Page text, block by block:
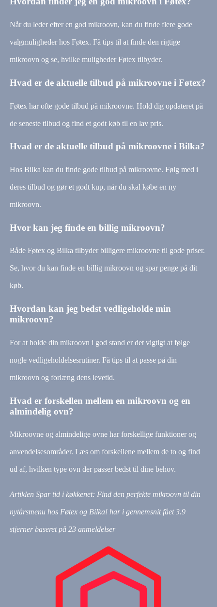
Når du leder efter en god mikroovn, kan du finde flere gode
valgmuligheder hos Føtex. Få tips til at finde den rigtige
mikroovn og se, hvilke muligheder Føtex tilbyder.
Hvad er de aktuelle tilbud på mikroovne i Føtex?
Føtex har ofte gode tilbud på mikroovne. Hold dig opdateret på
de seneste tilbud og find et godt køb til en lav pris.
Hvad er de aktuelle tilbud på mikroovne i Bilka?
Hos Bilka kan du finde gode tilbud på mikroovne. Følg med i
deres tilbud og gør et godt kup, når du skal købe en ny
mikroovn.
Hvor kan jeg finde en billig mikroovn?
Både Føtex og Bilka tilbyder billigere mikroovne til gode priser.
Se, hvor du kan finde en billig mikroovn og spar penge på dit
køb.
Hvordan kan jeg bedst vedligeholde min
mikroovn?
For at holde din mikroovn i god stand er det vigtigt at følge
nogle vedligeholdelsesrutiner. Få tips til at passe på din
mikroovn og forlæng dens levetid.
Hvad er forskellen mellem en mikroovn og en
almindelig ovn?
Mikroovne og almindelige ovne har forskellige funktioner og
anvendelsesområder. Læs om forskellene mellem de to og find
ud af, hvilken type ovn der passer bedst til dine behov.
Artiklen Spar tid i køkkenet: Find den perfekte mikroovn til din
nytårsmenu hos Føtex og Bilka! har i gennemsnit fået3.9
stjerner baseret på 23 anmeldelser